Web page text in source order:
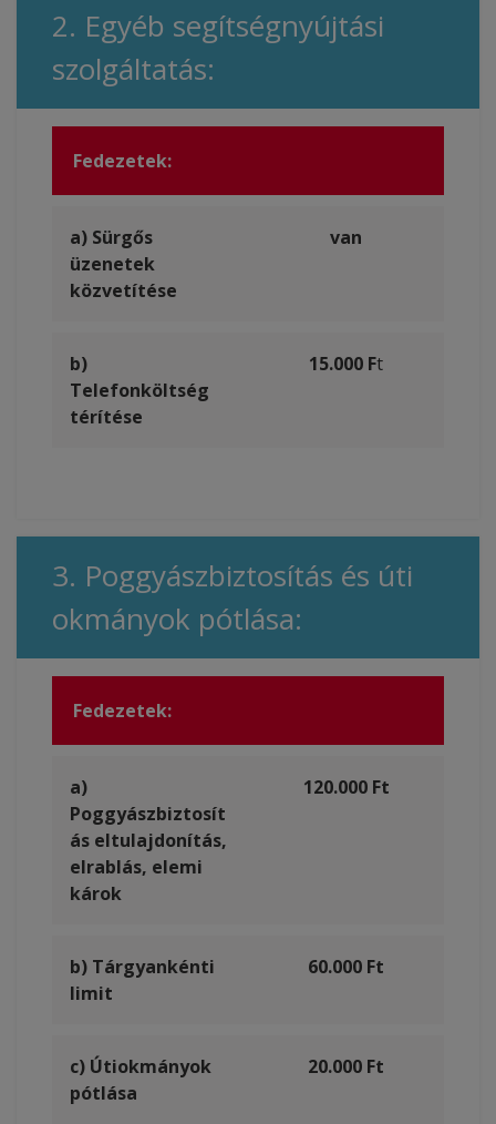
2. Egyéb segítségnyújtási
szolgáltatás:
Fedezetek:
a) Sürgős
üzenetek
közvetítése
van
b)
Telefonköltség
térítése
15.000 Ft
3. Poggyászbiztosítás és úti
okmányok pótlása:
Fedezetek:
a)
Poggyászbiztosít
ás eltulajdonítás,
elrablás, elemi
károk
120.000 Ft
b) Tárgyankénti
limit
60.000 Ft
c) Útiokmányok
pótlása
20.000 Ft